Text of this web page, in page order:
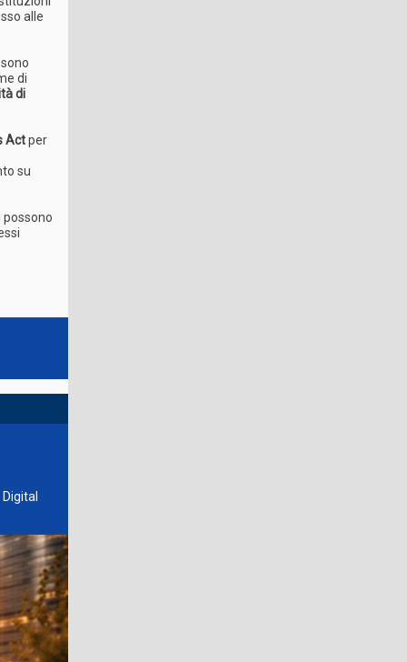
alle
di
di
Actper
su
possono